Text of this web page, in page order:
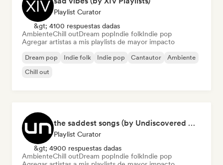
Playlist Curator
&gt; 4100 respuestas dadas
AmbienteChill outDream popIndie folkIndie pop
Agregar artistas a mis playlists de mayor impacto
Dream pop Indie folk Indie pop Cantautor
Ambiente
Chill out
the saddest songs (by Undiscovered Music)
Playlist Curator
&gt; 4900 respuestas dadas
AmbienteChill outDream popIndie folkIndie pop